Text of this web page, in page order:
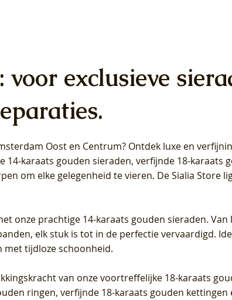
met Lab
Blush Lab Diamonds Ring LG1028Y
Geelgoud (14k) met Lab grown
Diamant
LG1042Y –
grown
Blush Lab Diamonds Oorknoppen
LG7027Y - Geelgoud (14k) met Lab
grown Diamant
LG1044Y –
grown
Blush Lab Diamonds Oorknoppen
LG7026Y - Geelgoud (14k) met Lab
grown Diamant
exclusieve
Oost en Centrum? Ontdek luxe en
14-karaats gouden sieraden, verfijnde 18-karaats
om elke gelegenheid te vieren. De Sialia Store
onze prachtige 14-karaats gouden sieraden.
elk stuk is tot in de perfectie vervaardigd.
met tijdloze schoonheid.
van onze voortreffelijke 18-karaats
ringen, verfijnde 18-karaats gouden